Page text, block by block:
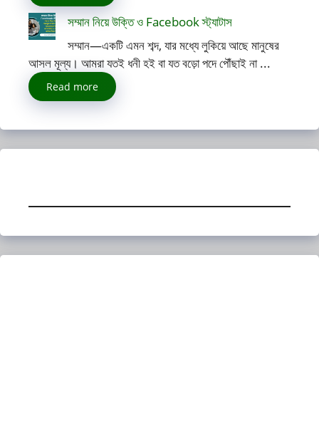
সম্মান নিয়ে উক্তি ও Facebook স্ট্যাটাস
সম্মান—একটি এমন শব্দ, যার মধ্যে লুকিয়ে আছে মানুষের
আসল মূল্য। আমরা যতই ধনী হই বা যত বড়ো পদে পৌঁছাই না ...
Read more